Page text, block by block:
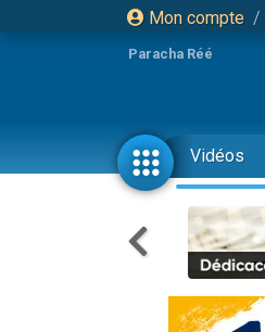
Mon compte /
Paracha Réé
Vidéos